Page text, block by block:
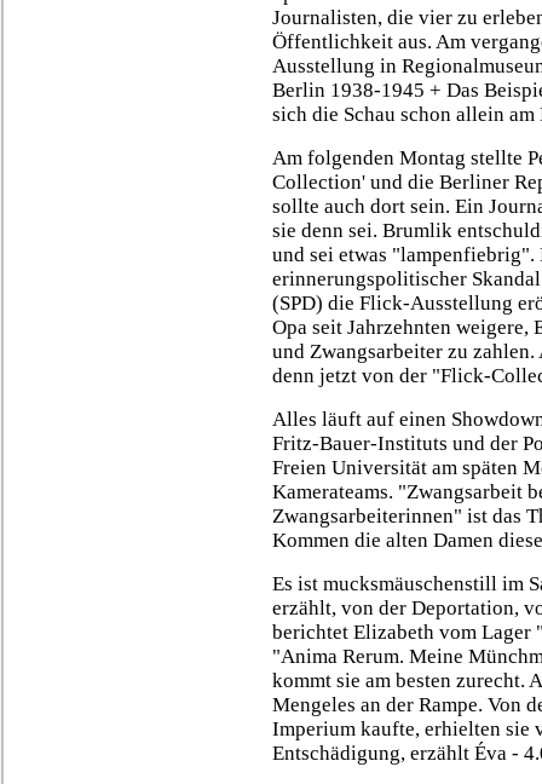
Journalisten, die vier zu
Öffentlichkeit aus. Am
Ausstellung in
Berlin 1938-1945 + Das
sich die Schau schon allein am
Am folgenden Montag stellte
Collection' und die Berliner
sollte auch dort sein. Ein
sie denn sei. Brumlik
und sei etwas
erinnerungspolitischer
(SPD) die Flick-Ausstellung
Opa seit Jahrzehnten
und Zwangsarbeiter zu
denn jetzt von der "Flick-
Alles läuft auf einen
Fritz-Bauer-Instituts und der
Freien Universität am späten
Kamerateams. "Zwangsarbeit
Zwangsarbeiterinnen" ist das
Kommen die alten Damen
Es ist mucksmäuschenstill im
erzählt, von der Deportation,
berichtet Elizabeth vom Lager
"Anima Rerum. Meine
kommt sie am besten
Mengeles an der Rampe. Von
Imperium kaufte, erhielten sie
Entschädigung, erzählt Éva -